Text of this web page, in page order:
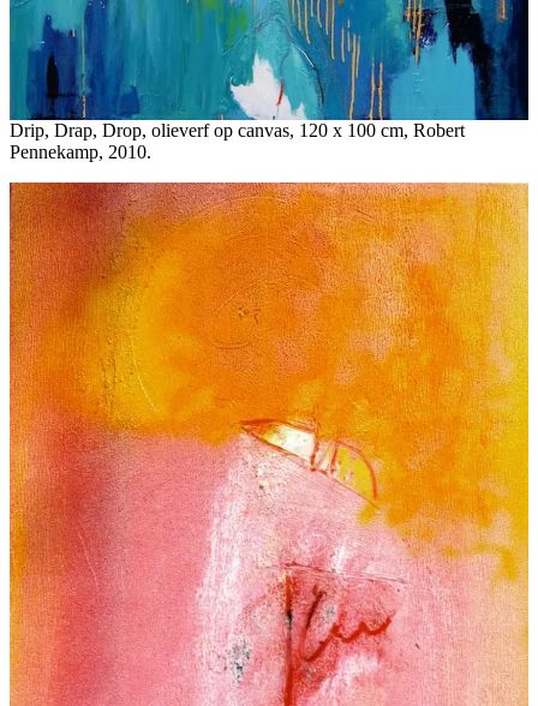
Drip, Drap, Drop, olieverf op canvas, 120 x 100 cm, Robert
Pennekamp, 2010.